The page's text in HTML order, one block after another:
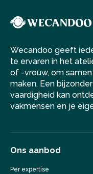
Wecandoo geeft
te ervaren in het
of -vrouw, om
maken. Een
vaardigheid kan
vakmensen en je
Ons aanbod
Per expertise